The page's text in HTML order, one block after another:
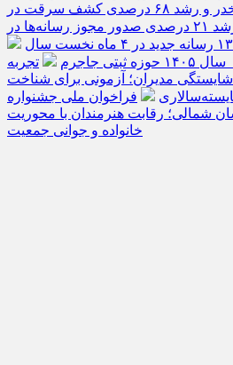
درصدی کشفیات مواد مخدر و رشد ۶۸ درصدی کشف سرقت در
رشد ۲۱ درصدی صدور مجوز رسانه‌ها در
جاجرم
تجربه
شایستگی مدیران؛ آزمونی برای شناخت
فراخوان ملی جشنواره
شمالی؛ رقابت هنرمندان با محوریت
خانواده و جوانی جمعیت